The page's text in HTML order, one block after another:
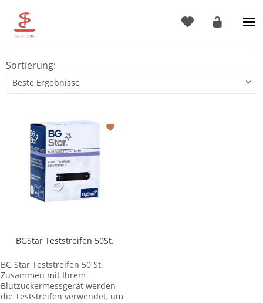
Sortierung:
BGStar Teststreifen 50St.
BG Star Teststreifen 50 St.
Zusammen mit Ihrem
Blutzuckermessgerät werden
die Teststreifen verwendet, um